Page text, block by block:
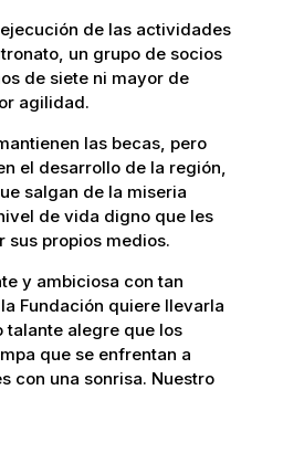
de las actividades
un grupo de socios
de siete ni mayor de
agilidad.
las becas, pero
el desarrollo de la región,
salgan de la miseria
de vida digno que les
propios medios.
y ambiciosa con tan
Fundación quiere llevarla
talante alegre que los
que se enfrentan a
con una sonrisa. Nuestro